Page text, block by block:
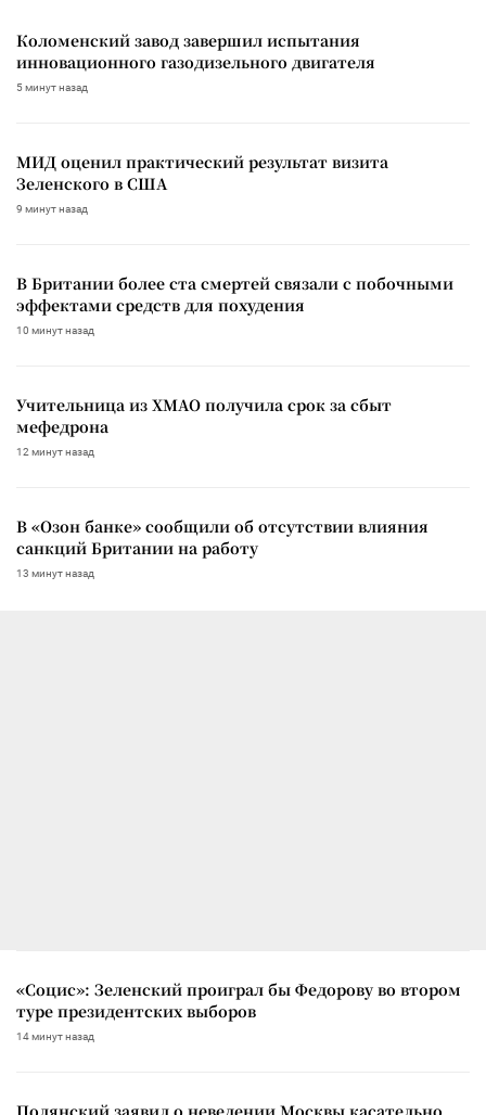
Коломенский завод завершил испытания
инновационного газодизельного двигателя
5 минут назад
МИД оценил практический результат визита
Зеленского в США
9 минут назад
В Британии более ста смертей связали с побочными
эффектами средств для похудения
10 минут назад
Учительница из ХМАО получила срок за сбыт
мефедрона
12 минут назад
В «Озон банке» сообщили об отсутствии влияния
санкций Британии на работу
13 минут назад
«Социс»: Зеленский проиграл бы Федорову во втором
туре президентских выборов
14 минут назад
Полянский заявил о неведении Москвы касательно